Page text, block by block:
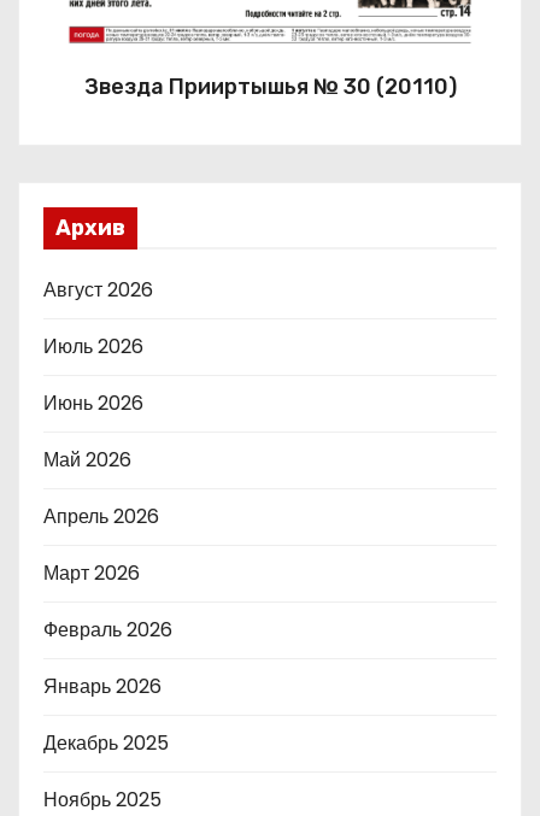
Звезда Прииртышья № 30 (20110)
Архив
Август 2026
Июль 2026
Июнь 2026
Май 2026
Апрель 2026
Март 2026
Февраль 2026
Январь 2026
Декабрь 2025
Ноябрь 2025